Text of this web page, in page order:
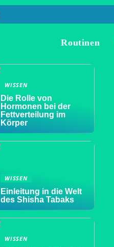
Routinen
WISSEN
Die Rolle von
Hormonen bei der
Fettverteilung im
Körper
WISSEN
Einleitung in die Welt
des Shisha Tabaks
WISSEN